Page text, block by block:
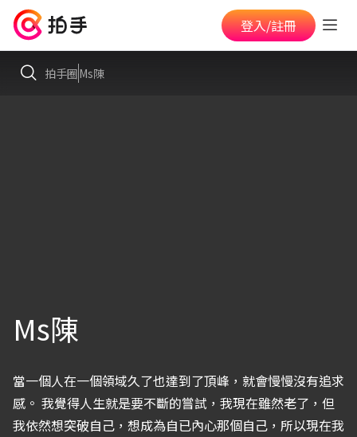
登入/註冊
拍手圈Ms陳
Ms陳
當一個人在一個領域久了也達到了頂峰，就會慢慢沒有追求
感。 我覺得人生就是要不斷的嘗試，我現在雖然老了，但
我依然想突破自己，想成為自已內心那個自己，所以現在我